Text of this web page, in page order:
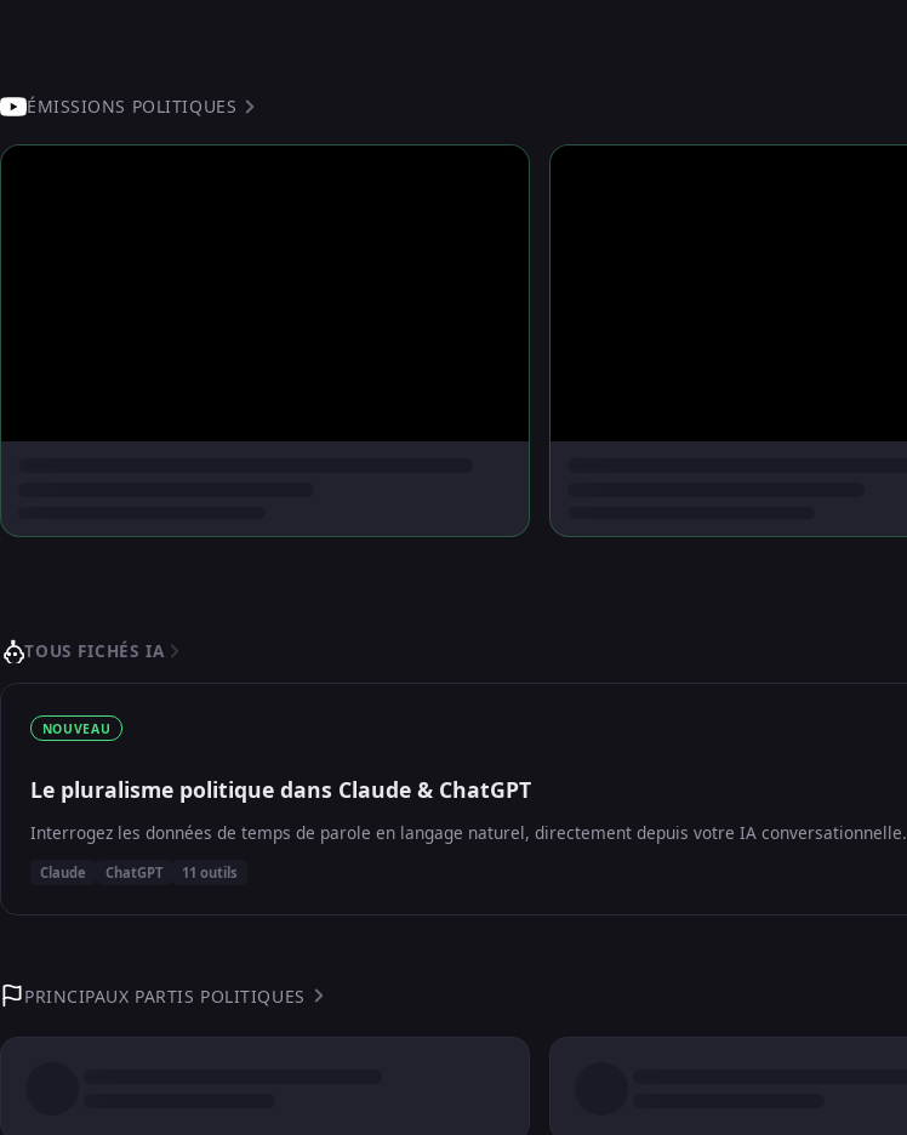
ÉMISSIONS POLITIQUES
TOUS FICHÉS IA
NOUVEAU
Le pluralisme politique dans Claude & ChatGPT
Interrogez les données de temps de parole en langage naturel, directement depuis votre IA conversationnelle.
Claude ChatGPT 11 outils
PRINCIPAUX PARTIS POLITIQUES